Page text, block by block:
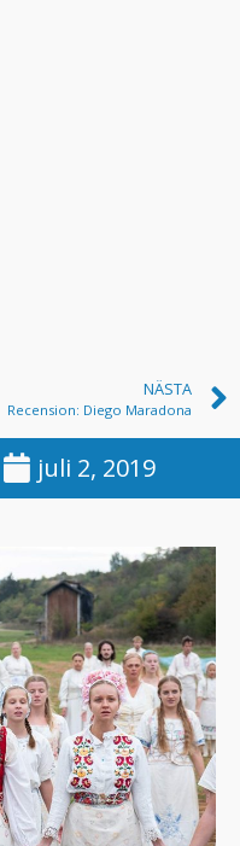
NÄSTA
Recension: Diego Maradona
juli 2, 2019